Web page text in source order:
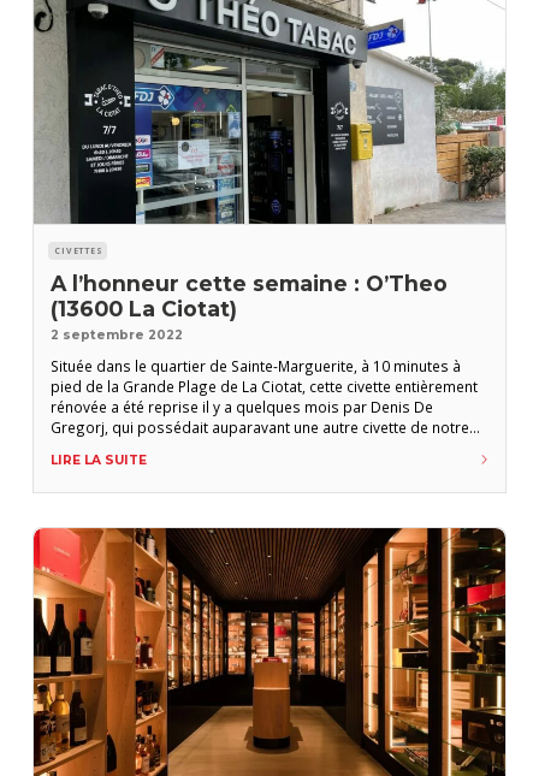
CIVETTES
A l’honneur cette semaine : O’Theo
(13600 La Ciotat)
2 septembre 2022
Située dans le quartier de Sainte-Marguerite, à 10 minutes à
pied de la Grande Plage de La Ciotat, cette civette entièrement
rénovée a été reprise il y a quelques mois par Denis De
Gregorj, qui possédait auparavant une autre civette de notre
références de cigares premium en provenance de
LIRE LA SUITE